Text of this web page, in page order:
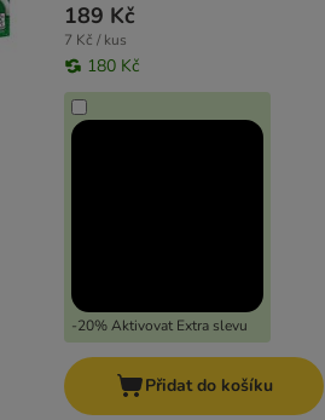
189 Kč
7 Kč / kus
180 Kč
-20% Aktivovat Extra slevu
Přidat do košíku